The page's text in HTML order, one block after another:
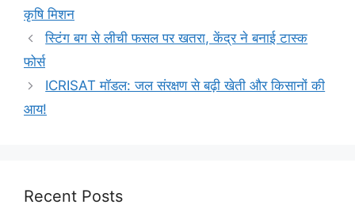
कृषि मिशन
स्टिंग बग से लीची फसल पर खतरा, केंद्र ने बनाई टास्क
फोर्स
ICRISAT मॉडल: जल संरक्षण से बढ़ी खेती और किसानों की
आय!
Recent Posts